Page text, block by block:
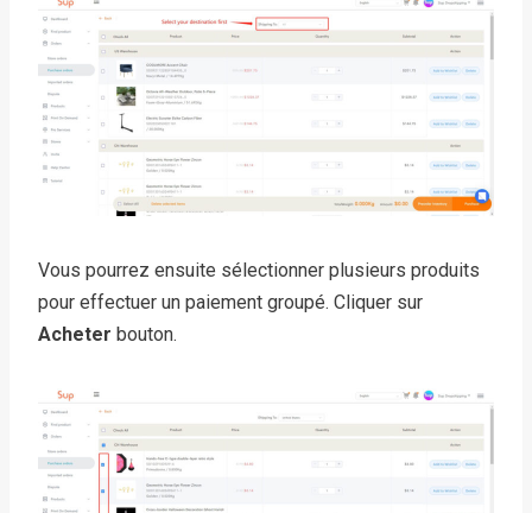
Vous pourrez ensuite sélectionner plusieurs produits
pour effectuer un paiement groupé. Cliquer sur
Acheter bouton.